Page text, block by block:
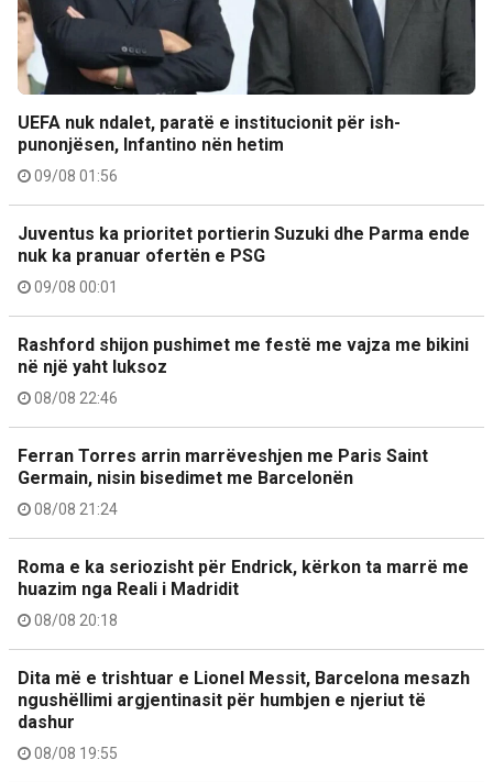
UEFA nuk ndalet, paratë e institucionit për ish-
punonjësen, Infantino nën hetim
09/08 01:56
Juventus ka prioritet portierin Suzuki dhe Parma ende
nuk ka pranuar ofertën e PSG
09/08 00:01
Rashford shijon pushimet me festë me vajza me bikini
në një yaht luksoz
08/08 22:46
Ferran Torres arrin marrëveshjen me Paris Saint
Germain, nisin bisedimet me Barcelonën
08/08 21:24
Roma e ka seriozisht për Endrick, kërkon ta marrë me
huazim nga Reali i Madridit
08/08 20:18
Dita më e trishtuar e Lionel Messit, Barcelona mesazh
ngushëllimi argjentinasit për humbjen e njeriut të
dashur
08/08 19:55